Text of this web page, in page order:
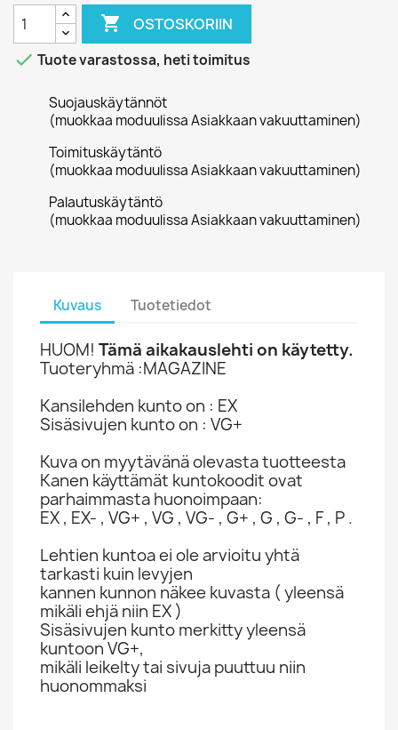
 OSTOSKORIIN
 Tuote varastossa, heti toimitus
Suojauskäytännöt
(muokkaa moduulissa Asiakkaan vakuuttaminen)
Toimituskäytäntö
(muokkaa moduulissa Asiakkaan vakuuttaminen)
Palautuskäytäntö
(muokkaa moduulissa Asiakkaan vakuuttaminen)
Kuvaus Tuotetiedot
HUOM! Tämä aikakauslehti on käytetty.
Tuoteryhmä :MAGAZINE
Kansilehden kunto on : EX
Sisäsivujen kunto on : VG+
Kuva on myytävänä olevasta tuotteesta
Kanen käyttämät kuntokoodit ovat
parhaimmasta huonoimpaan:
EX , EX- , VG+ , VG , VG- , G+ , G , G- , F , P .
Lehtien kuntoa ei ole arvioitu yhtä
tarkasti kuin levyjen
kannen kunnon näkee kuvasta ( yleensä
mikäli ehjä niin EX )
Sisäsivujen kunto merkitty yleensä
kuntoon VG+,
mikäli leikelty tai sivuja puuttuu niin
huonommaksi